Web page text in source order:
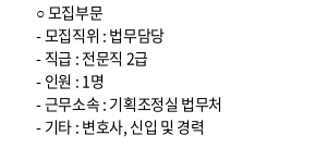
○ 모집부문
- 모집직위 : 법무담당
- 직급 : 전문직 2급
- 인원 : 1명
- 근무소속 : 기획조정실 법무처
- 기타 : 변호사, 신입 및 경력